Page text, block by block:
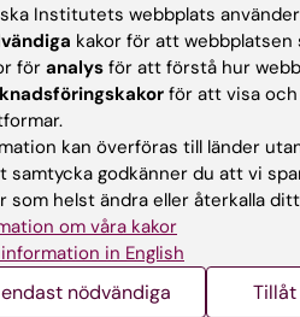
i min forskning är att
av hörselnedsättning ska
och forskningsfokus
intervention på både kort
och utvärdera effekten
i den
som ligger till grund
samarbetet. En
utbildning och utveckling och
att utvecklas optimalt.
Institutets webbplats
kakor för att webbplatsen
föranalys för att förstå hur
för att visa
kan överföras till länder
samtycka godkänner du att vi
som helst ändra eller återkalla
om våra kakor
in English
nödvändiga Tillåt